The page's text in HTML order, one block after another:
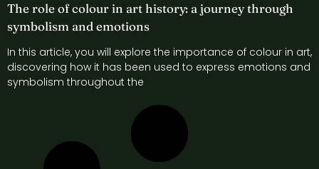
The role of colour in art history: a journey through
symbolism and emotions
In this article, you will explore the importance of colour in art,
discovering how it has been used to express emotions and
symbolism throughout the